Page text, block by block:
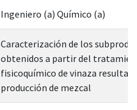
Ingeniero (a) Químico (a)
Caracterización de los
obtenidos a partir del
fisicoquímico de vinaza
producción de mezcal